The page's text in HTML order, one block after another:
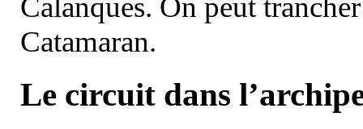
Calanques. On peut
Catamaran.
Le circuit dans